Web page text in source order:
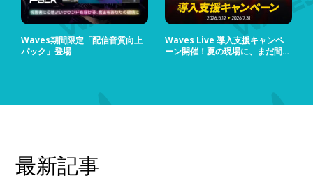
Waves期間限定「配信音質向上
パック」登場
Waves Live 導入支援キャンペ
ーン開催！夏の現場に、まだ間に
最新記事